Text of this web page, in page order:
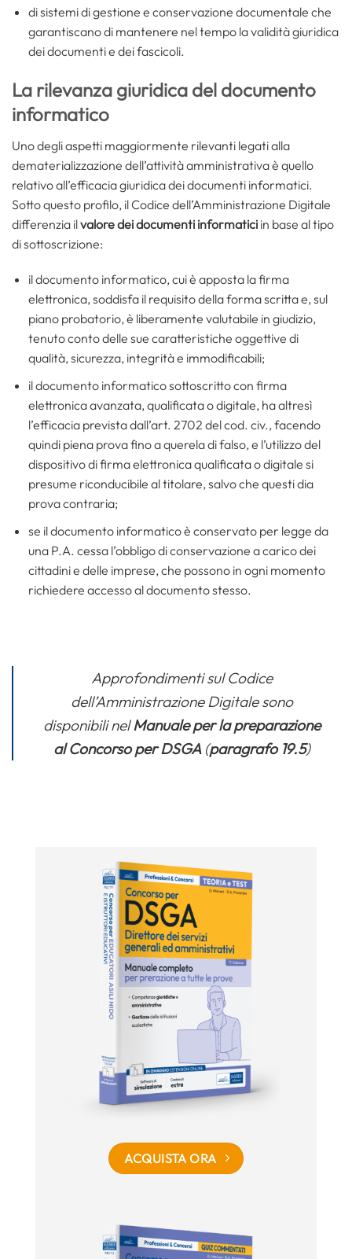
di sistemi di gestione e conservazione documentale che
garantiscano di mantenere nel tempo la validità giuridica
dei documenti e dei fascicoli.
La rilevanza giuridica del documento
informatico
Uno degli aspetti maggiormente rilevanti legati alla
dematerializzazione dell’attività amministrativa è quello
relativo all’efficacia giuridica dei documenti informatici.
Sotto questo profilo, il Codice dell’Amministrazione Digitale
differenzia ilvalore dei documenti informatici in base al tipo
di sottoscrizione:
il documento informatico, cui è apposta la firma
elettronica, soddisfa il requisito della forma scritta e, sul
piano probatorio, è liberamente valutabile in giudizio,
tenuto conto delle sue caratteristiche oggettive di
qualità, sicurezza, integrità e immodificabili;
il documento informatico sottoscritto con firma
elettronica avanzata, qualificata o digitale, ha altresì
l’efficacia prevista dall’art. 2702 del cod. civ., facendo
quindi piena prova fino a querela di falso, e l’utilizzo del
dispositivo di firma elettronica qualificata o digitale si
presume riconducibile al titolare, salvo che questi dia
prova contraria;
se il documento informatico è conservato per legge da
una P.A. cessa l’obbligo di conservazione a carico dei
cittadini e delle imprese, che possono in ogni momento
richiedere accesso al documento stesso.
Approfondimentisul Codice
dell’Amministrazione Digitalesono
disponibili nelManuale per la preparazione
al Concorso per DSGA(paragrafo 19.5)
ACQUISTA ORA